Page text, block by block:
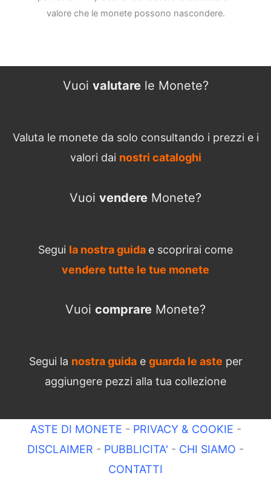
valore che le monete possono nascondere.
Vuoi valutarele Monete?
Valuta le monete da solo consultando i prezzi e i
valori dai nostri cataloghi
Vuoi vendere Monete?
Segui la nostra guida e scoprirai come
vendere tutte le tue monete
Vuoi comprare Monete?
Segui la nostra guidae guarda le aste per
aggiungere pezzi alla tua collezione
ASTE DI MONETE - PRIVACY & COOKIE -
DISCLAIMER - PUBBLICITA' - CHI SIAMO -
CONTATTI